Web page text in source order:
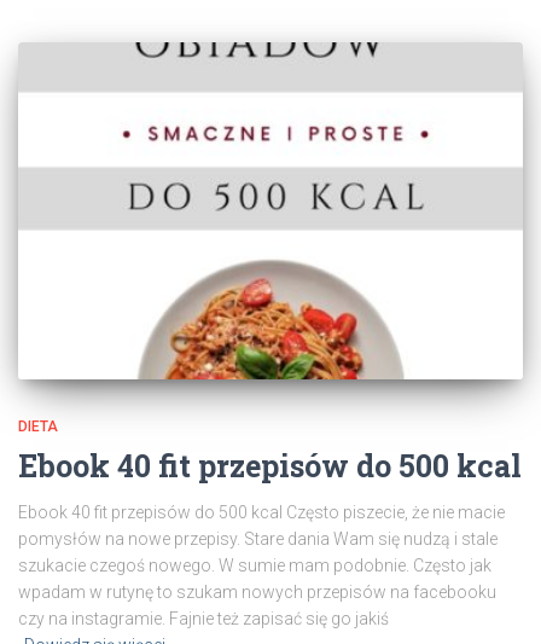
DIETA
Ebook 40 fit przepisów do 500 kcal
Ebook 40 fit przepisów do 500 kcal Często piszecie, że nie macie
pomysłów na nowe przepisy. Stare dania Wam się nudzą i stale
szukacie czegoś nowego. W sumie mam podobnie. Często jak
wpadam w rutynę to szukam nowych przepisów na facebooku
czy na instagramie. Fajnie też zapisać się go jakiś